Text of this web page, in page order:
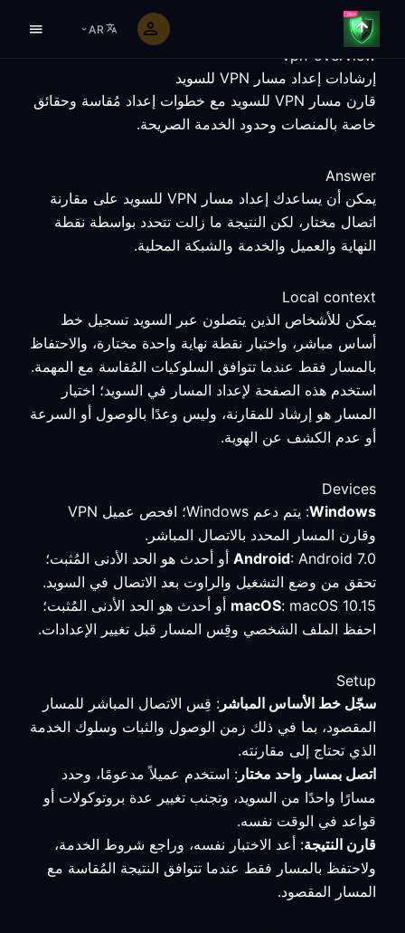
AR
vpn-overview
إرشادات إعداد مسار VPN للسويد
قارن مسار VPN للسويد مع خطوات إعداد مُقاسة وحقائق
خاصة بالمنصات وحدود الخدمة الصريحة.
Answer
يمكن أن يساعدك إعداد مسار VPN للسويد على مقارنة
اتصال مختار، لكن النتيجة ما زالت تتحدد بواسطة نقطة
النهاية والعميل والخدمة والشبكة المحلية.
Local context
يمكن للأشخاص الذين يتصلون عبر السويد تسجيل خط
أساس مباشر، واختبار نقطة نهاية واحدة مختارة، والاحتفاظ
بالمسار فقط عندما تتوافق السلوكيات المُقاسة مع المهمة.
استخدم هذه الصفحة لإعداد المسار في السويد؛ اختيار
المسار هو إرشاد للمقارنة، وليس وعدًا بالوصول أو السرعة
أو عدم الكشف عن الهوية.
Devices
Windows
: يتم دعم Windows؛ افحص عميل VPN
وقارن المسار المحدد بالاتصال المباشر.
Android : Android 7.0 أو أحدث هو الحد الأدنى المُثبت؛
تحقق من وضع التشغيل والراوت بعد الاتصال في السويد.
macOS : macOS 10.15 أو أحدث هو الحد الأدنى المُثبت؛
احفظ الملف الشخصي وقِس المسار قبل تغيير الإعدادات.
Setup
سجّل خط الأساس المباشر : قِس الاتصال المباشر للمسار
المقصود، بما في ذلك زمن الوصول والثبات وسلوك الخدمة
الذي تحتاج إلى مقارنته.
اتصل بمسار واحد مختار : استخدم عميلاً مدعومًا، وحدد
مسارًا واحدًا من السويد، وتجنب تغيير عدة بروتوكولات أو
قواعد في الوقت نفسه.
قارن النتيجة: أعد الاختبار نفسه، وراجع شروط الخدمة،
ولاحتفظ بالمسار فقط عندما تتوافق النتيجة المُقاسة مع
المسار المقصود.